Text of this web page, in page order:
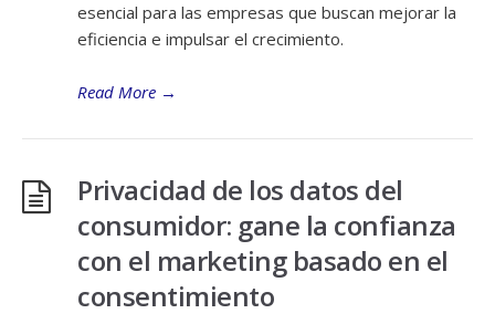
esencial para las empresas que buscan mejorar la
eficiencia e impulsar el crecimiento.
Read More →
Privacidad de los datos del
consumidor: gane la confianza
con el marketing basado en el
consentimiento